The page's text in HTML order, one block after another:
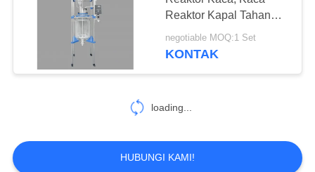
Reaktor Kapal Tahan
Korosi
negotiable MOQ:1 Set
KONTAK
loading...
HUBUNGI KAMI!